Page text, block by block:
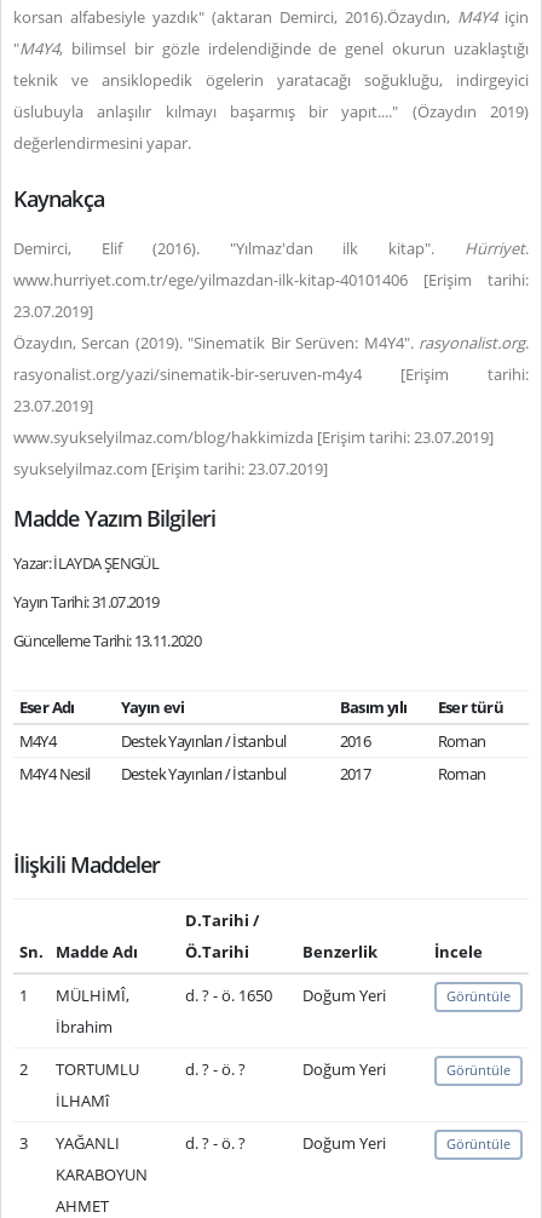
korsan alfabesiyle yazdık" (aktaran Demirci, 2016).Özaydın, M4Y4 için
"M4Y4, bilimsel bir gözle irdelendiğinde de genel okurun uzaklaştığı
teknik ve ansiklopedik ögelerin yaratacağı soğukluğu, indirgeyici
üslubuyla anlaşılır kılmayı başarmış bir yapıt...." (Özaydın 2019)
değerlendirmesini yapar.
Kaynakça
Demirci, Elif (2016). "Yılmaz'dan ilk kitap". Hürriyet.
www.hurriyet.com.tr/ege/yilmazdan-ilk-kitap-40101406 [Erişim tarihi:
23.07.2019]
Özaydın, Sercan (2019). "Sinematik Bir Serüven: M4Y4". rasyonalist.org.
rasyonalist.org/yazi/sinematik-bir-seruven-m4y4 [Erişim tarihi:
23.07.2019]
www.syukselyilmaz.com/blog/hakkimizda [Erişim tarihi: 23.07.2019]
syukselyilmaz.com [Erişim tarihi: 23.07.2019]
Madde Yazım Bilgileri
Yazar: İLAYDA ŞENGÜL
Yayın Tarihi: 31.07.2019
Güncelleme Tarihi: 13.11.2020
Eser Adı Yayın evi Basım yılı
Eser türü
M4Y4
Destek Yayınları / İstanbul 2016
Roman
M4Y4 Nesil
Destek Yayınları / İstanbul 2017 Roman
İlişkili Maddeler
Sn. Madde Adı
D.Tarihi /
Ö.Tarihi
Benzerlik
İncele
1
MÜLHİMÎ,
İbrahim
d. ? - ö. 1650 Doğum Yeri Görüntüle
2
TORTUMLU
İLHAMî
d. ? - ö. ? Doğum Yeri Görüntüle
3
YAĞANLI
KARABOYUN
AHMET
d. ? - ö. ? Doğum Yeri Görüntüle